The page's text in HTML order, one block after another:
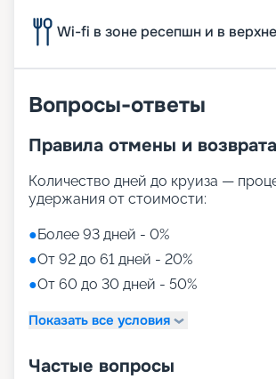
Wi-fi в зоне ресепшн и в
Вопросы-ответы
Правила отмены и возврата
Количество дней до круиза —
удержания от стоимости:
●Более 93 дней - 0%
●От 92 до 61 дней - 20%
●От 60 до 30 дней - 50%
Показать все условия
Частые вопросы